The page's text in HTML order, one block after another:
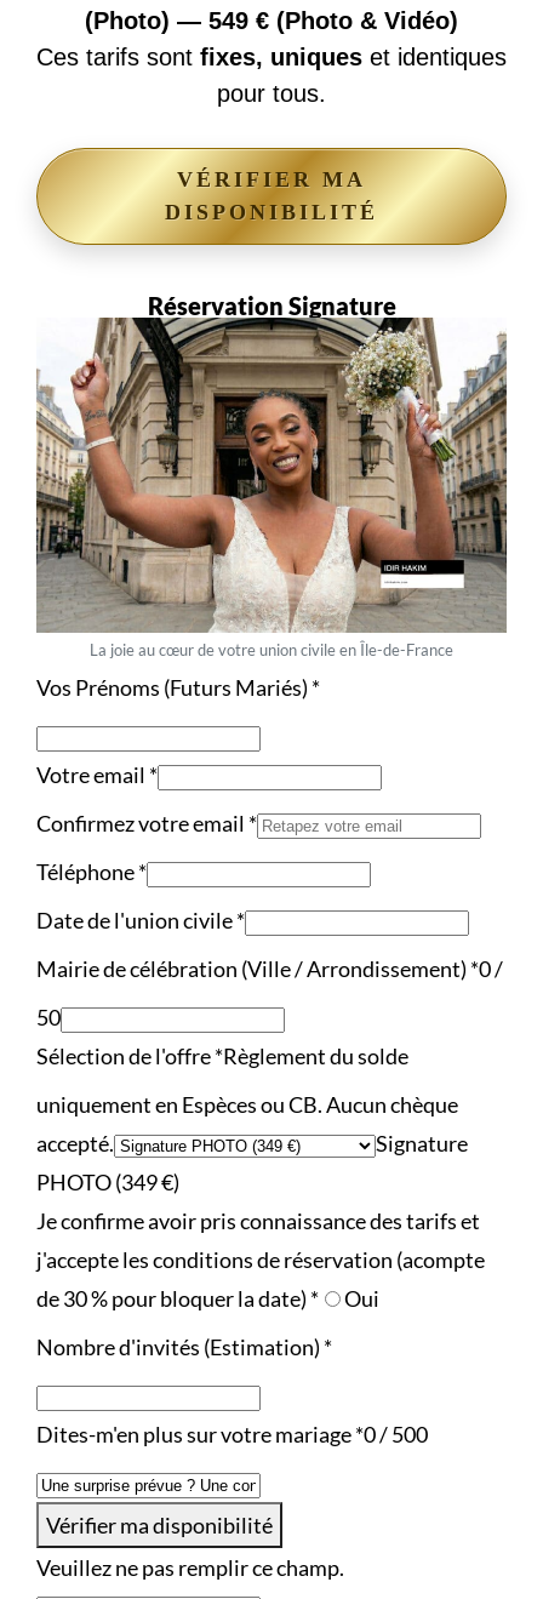
(Photo) — 549 € (Photo & Vidéo)
Ces tarifs sont fixes, uniques et identiques
pour tous.
VÉRIFIER MA
DISPONIBILITÉ
Réservation Signature
La joie au cœur de votre union civile en Île-de-France
Vos Prénoms (Futurs Mariés) *
Votre email *
Confirmez votre email *
Téléphone*
Date de l'union civile*
Mairie de célébration (Ville / Arrondissement) *0 /
50
Sélection de l'offre*Règlement du solde
uniquement en Espèces ou CB. Aucun chèque
accepté.
Signature
PHOTO (349 €)
Je confirme avoir pris connaissance des tarifs et
j'accepte les conditions de réservation (acompte
de 30 % pour bloquer la date) *
Oui
Nombre d'invités (Estimation) *
Dites-m'en plus sur votre mariage*0 / 500
Vérifier ma disponibilité
Veuillez ne pas remplir ce champ.